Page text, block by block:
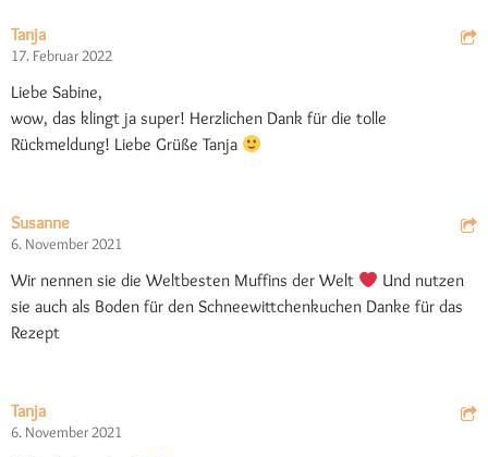
Tanja
17. Februar 2022
Liebe Sabine,
wow, das klingt ja super! Herzlichen Dank für die tolle
Rückmeldung! Liebe Grüße Tanja
Susanne
6. November 2021
Wir nennen sie die Weltbesten Muffins der Welt
Und nutzen
sie auch als Boden für den Schneewittchenkuchen Danke für das
Rezept
Tanja
6. November 2021